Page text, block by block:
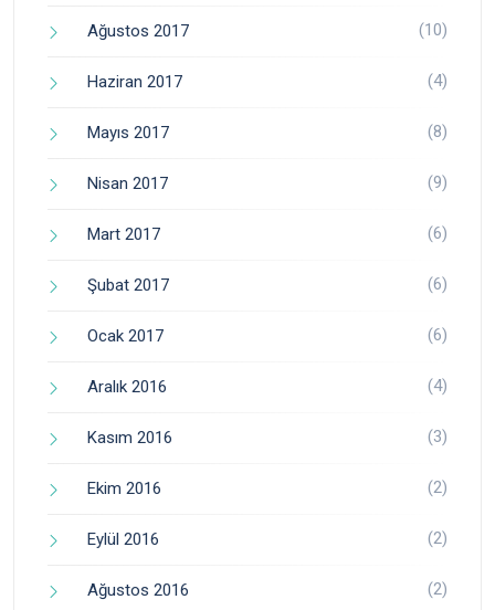
Ağustos 2017 (10)
Haziran 2017 (4)
Mayıs 2017 (8)
Nisan 2017 (9)
Mart 2017 (6)
Şubat 2017 (6)
Ocak 2017 (6)
Aralık 2016 (4)
Kasım 2016 (3)
Ekim 2016 (2)
Eylül 2016 (2)
Ağustos 2016 (2)